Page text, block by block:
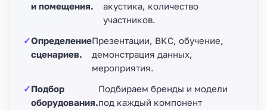
и помещения.
акустика, количество
участников.
Определение
сценариев.
Презентации, ВКС, обучение,
демонстрация данных,
мероприятия.
Подбор
оборудования.
Подбираем бренды и модели
под каждый компонент